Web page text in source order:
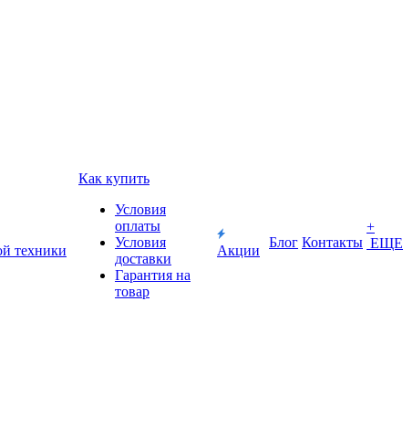
техники
Как купить
Условия
оплаты
Условия
доставки
Гарантия на
товар
Акции
Блог Контакты
+
ЕЩЕ